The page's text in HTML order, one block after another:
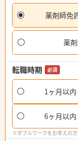
薬剤師免
薬
転職時期 必須
1ヶ月以内
6ヶ月以内
※ダブルワークをお考えの方